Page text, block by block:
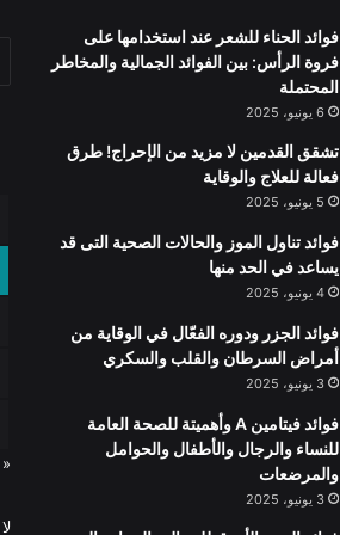
فوائد الحناء للشعر عند استخدامها على
فروة الرأس: بين الفوائد الجمالية والمخاطر
المحتملة
6 يونيو، 2025
تشقق القدمين لا مزيد من الإحراج! طرق
فعالة للعلاج والوقاية
5 يونيو، 2025
فوائد تناول الموز والحالات الصحية التى قد
يساعد في الحد منها
4 يونيو، 2025
فوائد الجزر ودوره الفعّال في الوقاية من
أمراض السرطان والقلب والسكري
3 يونيو، 2025
فوائد فيتامين A وأهميتة للصحة العامة
للنساء والرجال والأطفال والحوامل
والمرضعات
3 يونيو، 2025
«